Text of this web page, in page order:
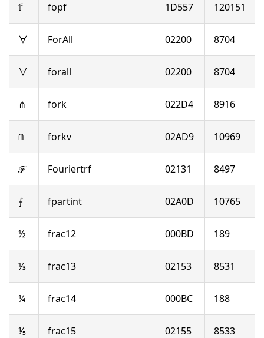
𝕗 fopf 1D557 120151
∀ ForAll 02200 8704
∀ forall 02200 8704
⋔ fork 022D4 8916
⫙ forkv 02AD9 10969
ℱ Fouriertrf 02131 8497
⨍ fpartint 02A0D 10765
½ frac12 000BD 189
⅓ frac13 02153 8531
¼ frac14 000BC 188
⅕ frac15 02155 8533